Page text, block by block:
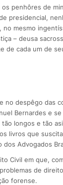
penhôres de
presidencial,
no mesmo
– deusa
de cada um de
no despêgo das
Bernardes e se
longos e tão
livros que
Advogados
Civil em que,
de direito
forense.